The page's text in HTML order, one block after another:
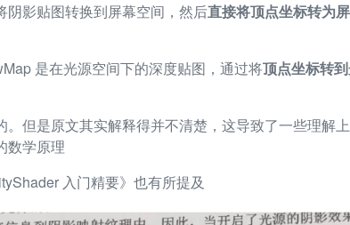
影贴图转换到屏幕空间，然后直接将顶点坐标转为
是在光源空间下的深度贴图，通过将顶点坐标转
但是原文其实解释得并不清楚，这导致了一些理解
数学原理
入门精要》也有所提及